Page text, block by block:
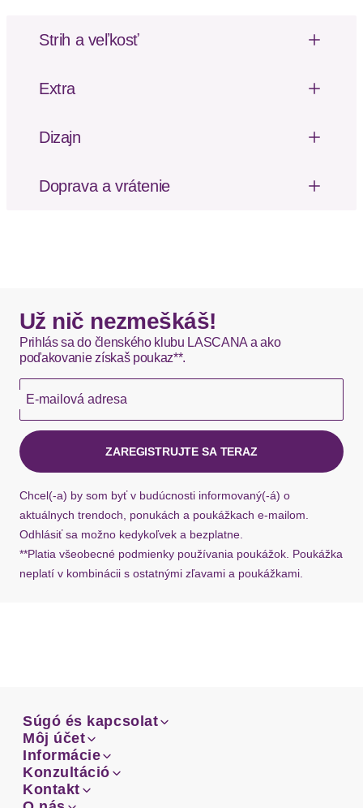
Strih a veľkosť
Extra
Dizajn
Vzor: Melírované
Doprava a vrátenie
Okamžite dostupné položky sú zvyčajne doručené
kuriérom DHL do 1-3 pracovných dní.
Hermes - 0,00 EUR
Okamžite dostupné položky sú zvyčajne doručené
kuriérom Hermes do 1-3 pracovných dní.
Už nič nezmeškáš!
Prihlás sa do členského klubu LASCANA a ako
poďakovanie získaš poukaz**.
E-mailová adresa
ZAREGISTRUJTE SA TERAZ
Chcel(-a) by som byť v budúcnosti informovaný(-á) o
aktuálnych trendoch, ponukách a poukážkach e-mailom.
Odhlásiť sa možno kedykoľvek a bezplatne.
**Platia všeobecné podmienky používania poukážok. Poukážka
neplatí v kombinácii s ostatnými zľavami a poukážkami.
Súgó és kapcsolat
Email
Facebook
Súgó és kapcsolat
Email
Facebook
Môj účet
Prehľad objednávok
Môj účet
Prehľad objednávok
Informácie
Doprava
Informácie
Doprava
Konzultáció
Sprievodca-veľkosťami
Konzultáció
Kontakt
Kontakt